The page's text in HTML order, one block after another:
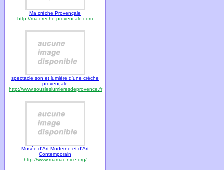
Ma crèche Provençale
http://ma-creche-provencale.com
spectacle son et lumière d'une crèche
provençale
http://www.sousleslumieresdeprovence.fr
Musée d'Art Moderne et d'Art
Contemporain
http://www.mamac-nice.org/